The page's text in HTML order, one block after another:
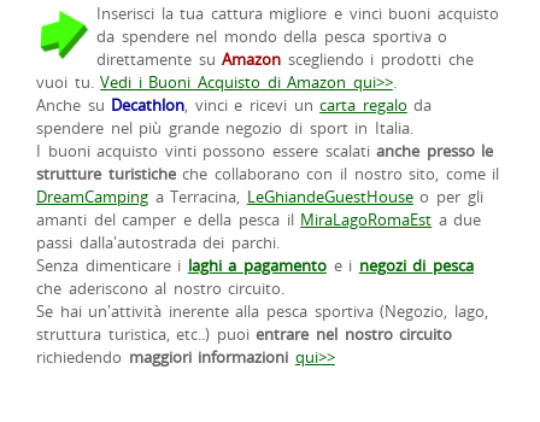
Inserisci la tua cattura migliore e vinci buoni acquisto
da spendere nel mondo della pesca sportiva o
direttamente suAmazon scegliendo i prodotti che
vuoi tu.Vedi i Buoni Acquisto di Amazon qui>>.
Anche su Decathlon, vinci e ricevi uncarta regalo da
spendere nel più grande negozio di sport in Italia.
I buoni acquisto vinti possono essere scalatianche presso le
strutture turisticheche collaborano con il nostro sito, come il
DreamCamping a Terracina, LeGhiandeGuestHouseo per gli
amanti del camper e della pesca il MiraLagoRomaEst a due
passi dalla'autostrada dei parchi.
Senza dimenticare i laghi a pagamento e i negozi di pesca
che aderiscono al nostro circuito.
Se hai un'attività inerente alla pesca sportiva (Negozio, lago,
struttura turistica, etc..) puoientrare nel nostro circuito
richiedendo maggiori informazioni qui>>